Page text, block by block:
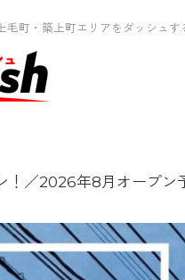
毛町・築上町エリアをダッシュす
！／2026年8月オープン